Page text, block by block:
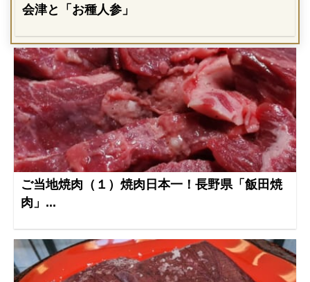
会津と「お種人参」
ご当地焼肉（１）焼肉日本一！長野県「飯田焼
肉」...